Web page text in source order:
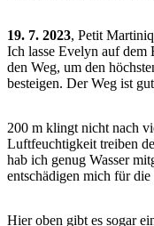
19. 7. 2023, Petit
Ich lasse Evelyn auf dem
den Weg, um den
besteigen. Der Weg ist
200 m klingt nicht nach
Luftfeuchtigkeit treiben
hab ich genug Wasser
entschädigen mich für die
Hier oben gibt es sogar